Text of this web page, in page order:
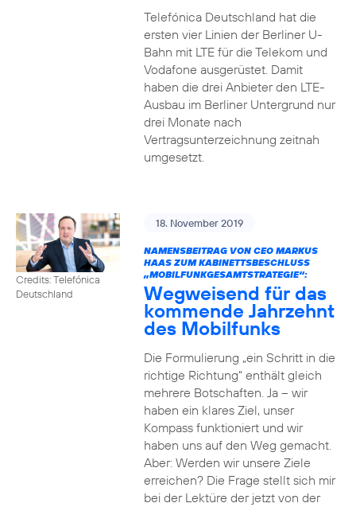
Telefónica Deutschland hat die
ersten vier Linien der Berliner U-
Bahn mit LTE für die Telekom und
Vodafone ausgerüstet. Damit
haben die drei Anbieter den LTE-
Ausbau im Berliner Untergrund nur
drei Monate nach
Vertragsunterzeichnung zeitnah
umgesetzt.
Credits: Telefónica
Deutschland
18. November 2019
NAMENSBEITRAG VON CEO MARKUS
HAAS ZUM KABINETTSBESCHLUSS
„MOBILFUNKGESAMTSTRATEGIE“:
Wegweisend für das
kommende Jahrzehnt
des Mobilfunks
Die Formulierung „ein Schritt in die
richtige Richtung“ enthält gleich
mehrere Botschaften. Ja – wir
haben ein klares Ziel, unser
Kompass funktioniert und wir
haben uns auf den Weg gemacht.
Aber: Werden wir unsere Ziele
erreichen? Die Frage stellt sich mir
bei der Lektüre der jetzt von der